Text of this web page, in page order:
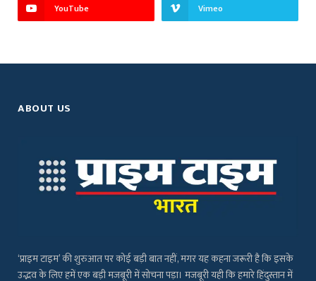
YouTube Vimeo
ABOUT US
‘प्राइम टाइम’ की शुरुआत पर कोई बड़ी बात नहीं, मगर यह कहना जरूरी है कि इसके
उद्भव के लिए हमें एक बड़ी मजबूरी में सोचना पड़ा। मजबूरी यही कि हमारे हिंदुस्तान में